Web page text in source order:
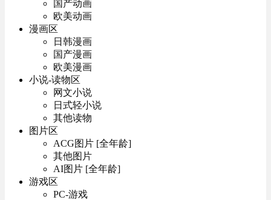
国产动画
欧美动画
漫画区
日韩漫画
国产漫画
欧美漫画
小说-读物区
网文小说
日式轻小说
其他读物
图片区
ACG图片 [全年龄]
其他图片
AI图片 [全年龄]
游戏区
PC-游戏